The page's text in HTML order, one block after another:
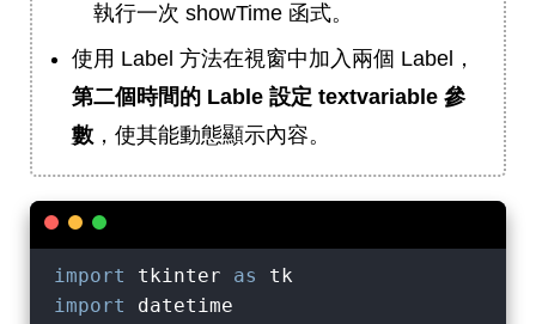
執行一次 showTime 函式。
使用 Label 方法在視窗中加入兩個 Label，
第二個時間的 Lable 設定 textvariable 參
數 ，使其能動態顯示內容。
import tkinter as
import
datetime